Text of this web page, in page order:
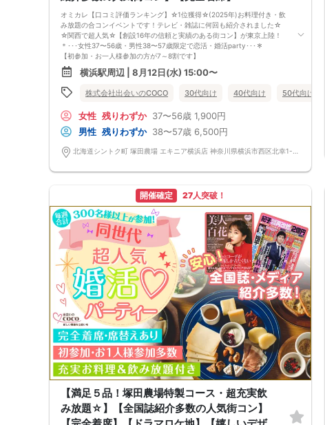
オミカレ【口コミ評価ランキング】☆1位獲得☆(2025年)お料理付き・飲
み放題の合コンイベントです！テレビ・雑誌に何回も紹介されました☆
☆関西で超人気☆【創設16年の信頼と実績のある街コン】が東京上陸！
＊･･･女性37〜56歳・男性38〜57歳限定で恋活・婚活party･･･＊
【初参加・お一人様参加の方が7～8割です】
安心してご参加ください♪
お一人様でも気軽に参加できるparty☆
当イベントスタッフが参加者様の立場に立って、最初から最後まで徹底的
にサポートします♪
の有名店で合コンPARTY■□
嬉しい！お料理はビュッフェ形式ではなく、店員さんがご丁寧にお席まで
お持ちいたします！
お店自慢のお料理を召し上がって頂きながら、ゆっくりと交流をお楽しみ
頂きたいと思います。
落ち着いた空間での交流が楽しめます！
《一人参加、初参加大歓迎》
完全着席スタイルですのでひとりぼっちになることはありません！お一人
様参加者様同士の席の配置。
《恋人、友人、人脈、必ず出会える！関西で超人気の飲み会！が東京上
陸！》
□結婚がしたい
□恋人が欲しい
□友人を増やしたい
□人脈を広げたい
□日常に刺激が欲しい
□お酒が大好き
□楽しいことが大好き
□飲み会が大好き
□みんなでワイワイしたい人
□確実に出会える街コンに参加したい人
□一緒に合コン・コンパに行ける飲み友が欲しい人
□家と職場の往復の毎日を変えたい人
《フード》
【塚田農場名物！店仕込みザンギ】【街コン限定プリン】
飲み放題と大満足なお料理を提供♪
《シェフ自慢のコース料理》
横浜駅周辺 | 8月12日(水) 15:00〜
株式会社出会いのCOCO 30代向け 40代向け 50代向け
女性 残りわずか 37〜56歳 1,900円
男性 残りわずか 38〜57歳 6,500円
開催確定 27人突破！
【満足５品！塚田農場特製コース・超充実飲
み放題☆】【全国誌紹介多数の人気街コン】